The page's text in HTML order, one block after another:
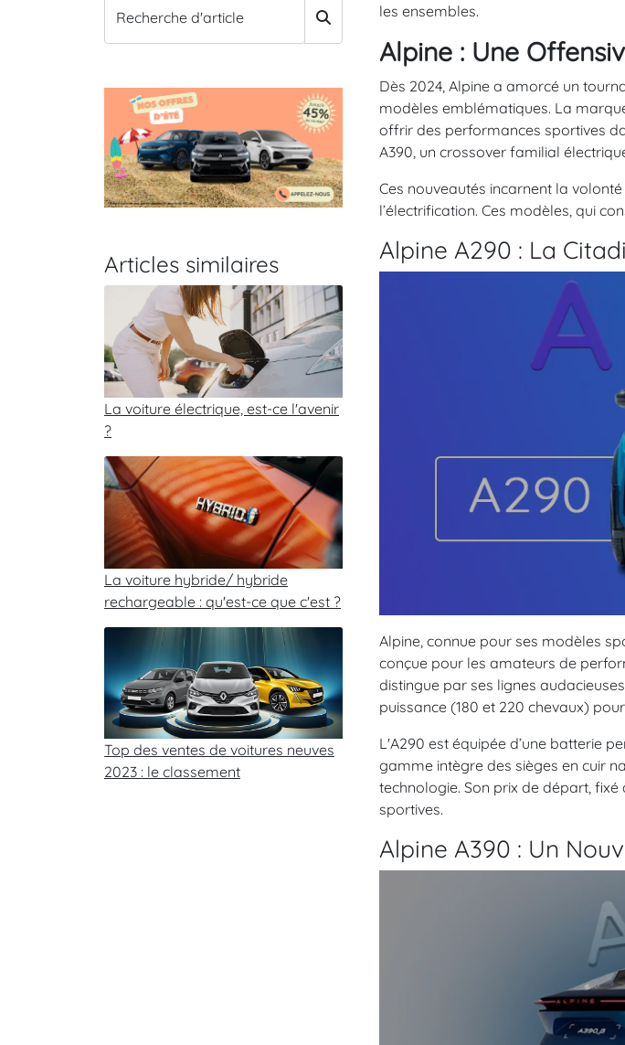
Recherche d'article
Articles similaires
La voiture électrique, est-ce l'avenir
?
La voiture hybride/ hybride
rechargeable : qu'est-ce que c'est ?
Top des ventes de voitures neuves
2023 : le classement
les ensembles.
Alpine : Une
Dès 2024, Alpine a amorcé un
modèles emblématiques. La
offrir des performances sportives
A390, un crossover familial
Ces nouveautés incarnent la
l’électrification. Ces modèles, qui
Alpine A290 : La
Alpine, connue pour ses modèles
conçue pour les amateurs de
distingue par ses lignes
puissance (180 et 220 chevaux)
L'A290 est équipée d’une batterie
gamme intègre des sièges en cuir
technologie. Son prix de départ,
sportives.
Alpine A390 : Un